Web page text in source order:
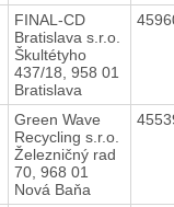
FINAL-CD
Bratislava s.r.o.
Škultétyho
437/18, 958 01
Bratislava
Green Wave
Recycling s.r.o.
Železničný rad
70, 968 01
Nová Baňa